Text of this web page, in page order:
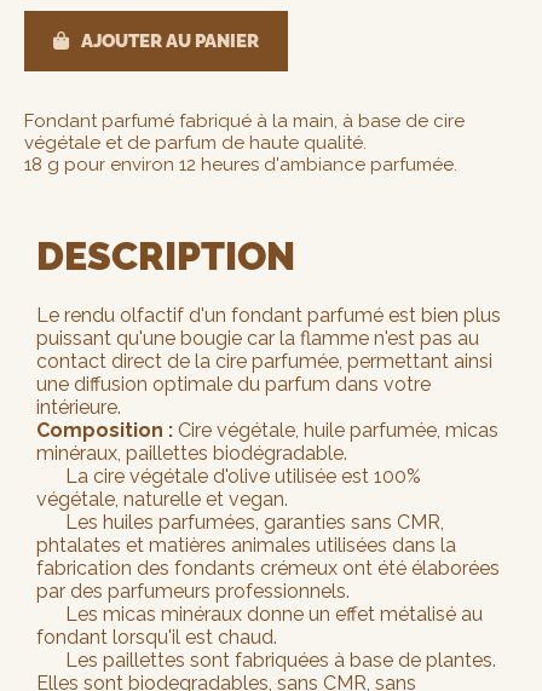
AJOUTER AU PANIER
Fondant parfumé fabriqué à la main, à base de cire
végétale et de parfum de haute qualité.
18 g pour environ 12 heures d'ambiance parfumée.
DESCRIPTION
Le rendu olfactif d'un fondant parfumé est bien plus
puissant qu'une bougie car la flamme n'est pas au
contact direct de la cire parfumée, permettant ainsi
une diffusion optimale du parfum dans votre
intérieure.
Composition : Cire végétale, huile parfumée, micas
minéraux, paillettes biodégradable.
La cire végétale d'olive utilisée est 100%
végétale, naturelle et vegan.
Les huiles parfumées, garanties sans CMR,
phtalates et matières animales utilisées dans la
fabrication des fondants crémeux ont été élaborées
par des parfumeurs professionnels.
Les micas minéraux donne un effet métalisé au
fondant lorsqu'il est chaud.
Les paillettes sont fabriquées à base de plantes.
Elles sont biodegradables, sans CMR, sans